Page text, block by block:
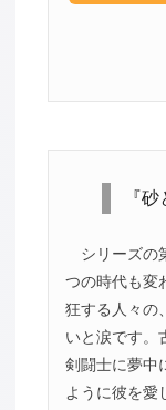
『
シリーズの
つの時代も変
狂する人々の
いと涙です。
剣闘士に夢中
ように彼を愛